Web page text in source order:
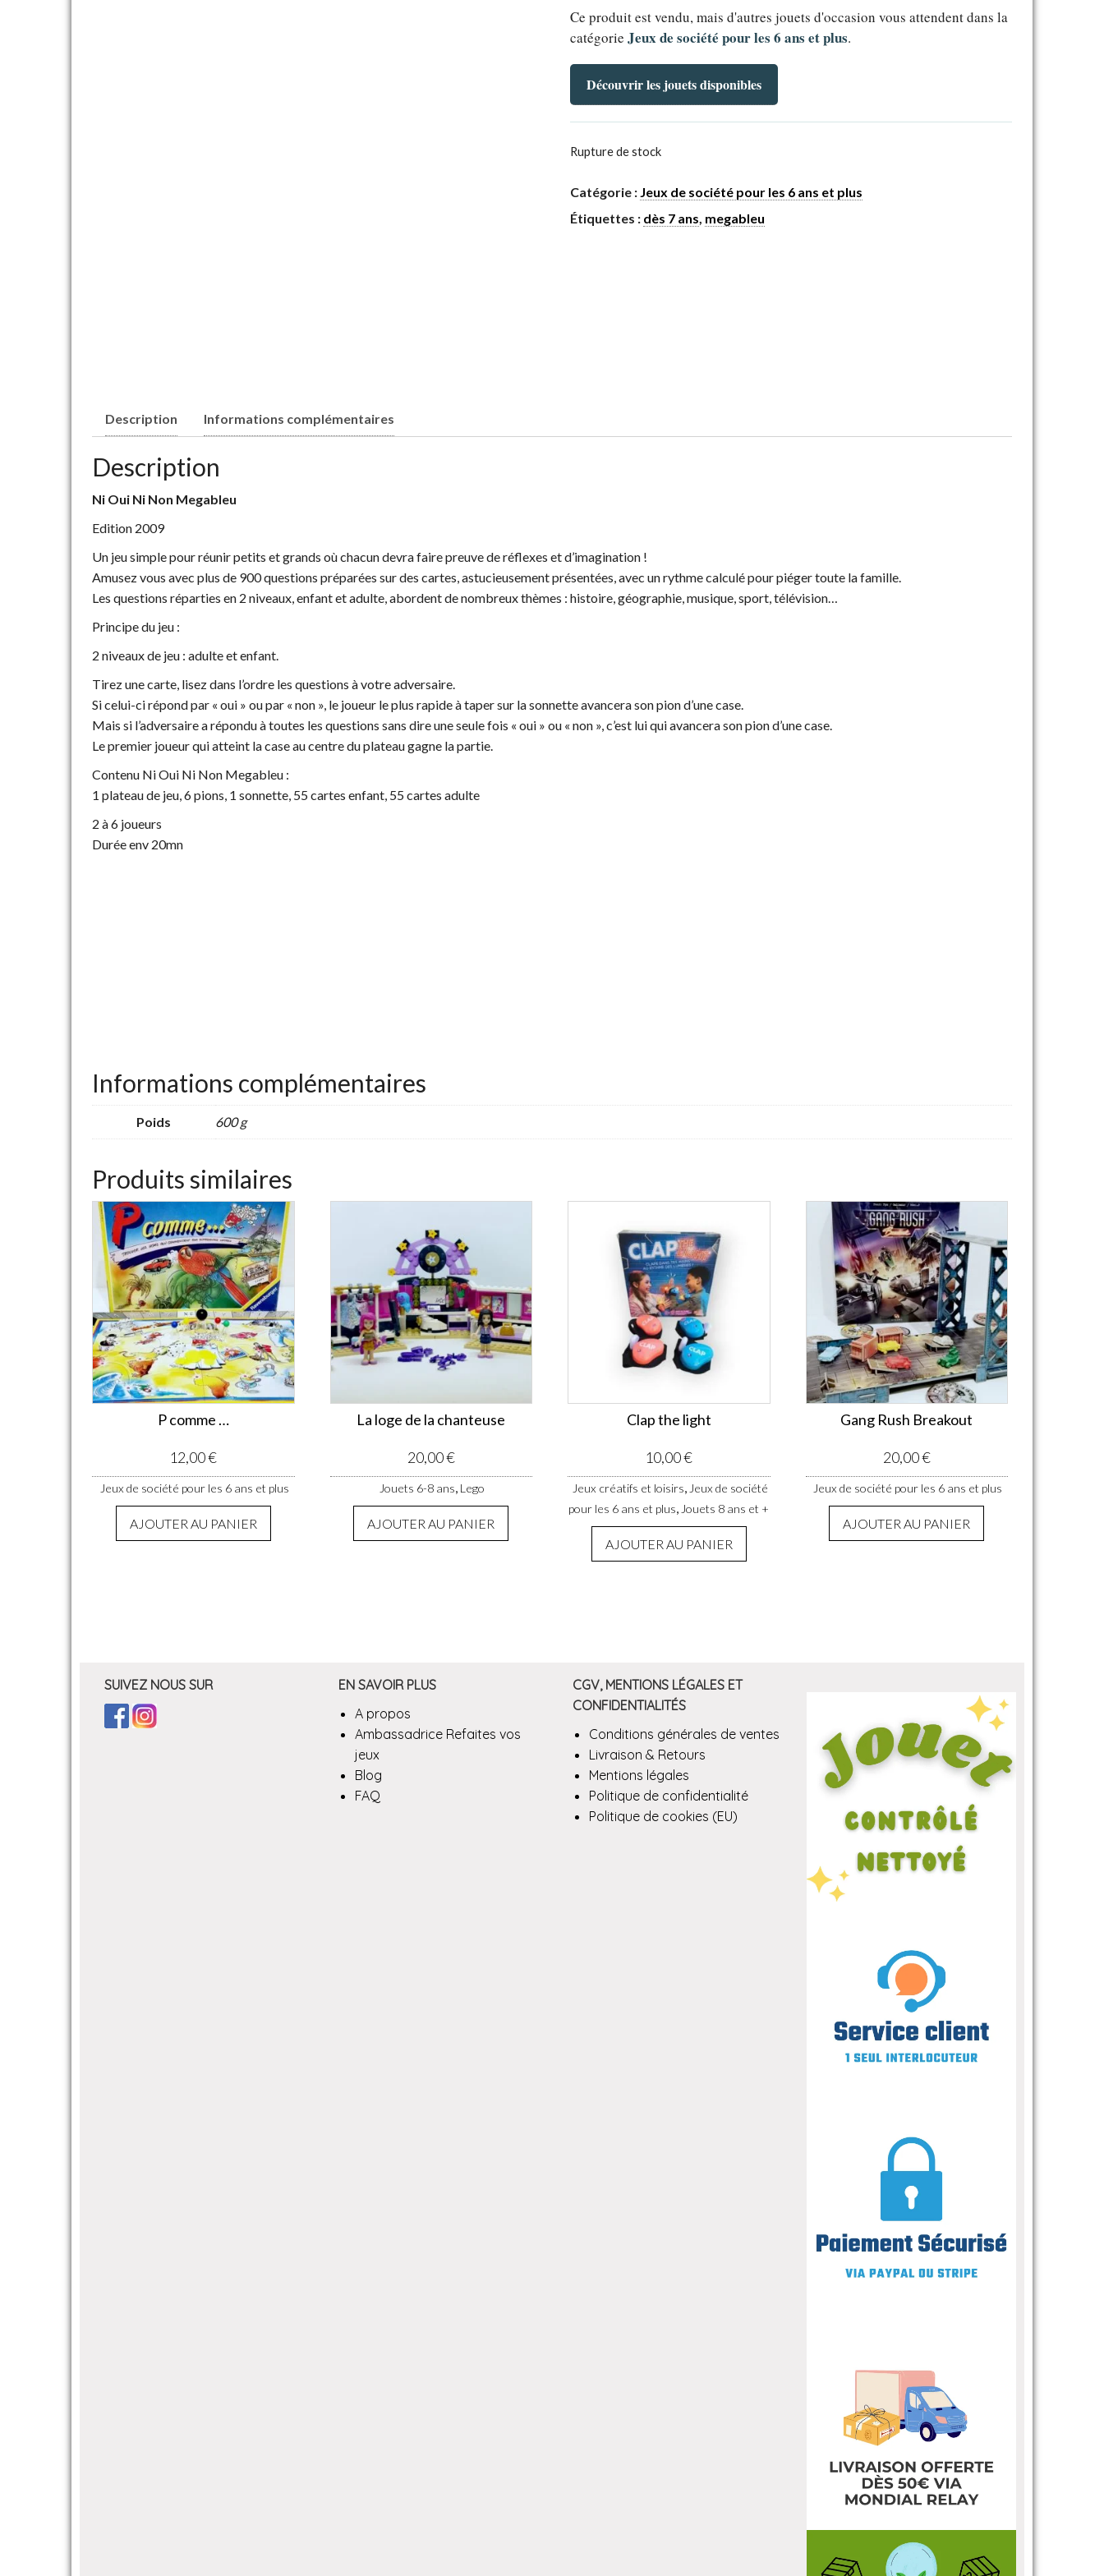
Ce produit est vendu, mais d'autres jouets d'occasion vous attendent dans la
catégorieJeux de société pour les 6 ans et plus.
Découvrir les jouets disponibles
Rupture de stock
Catégorie : Jeux de société pour les 6 ans et plus
Étiquettes : dès 7 ans, megableu
Description Informations complémentaires
Description
Ni Oui Ni Non Megableu
Edition 2009
Un jeu simple pour réunir petits et grands où chacun devra faire preuve de réflexes et d’imagination !
Amusez vous avec plus de 900 questions préparées sur des cartes, astucieusement présentées, avec un rythme calculé pour piéger toute la famille.
Les questions réparties en 2 niveaux, enfant et adulte, abordent de nombreux thèmes : histoire, géographie, musique, sport, télévision…
Principe du jeu :
2 niveaux de jeu : adulte et enfant.
Tirez une carte, lisez dans l’ordre les questions à votre adversaire.
Si celui-ci répond par « oui » ou par « non », le joueur le plus rapide à taper sur la sonnette avancera son pion d’une case.
Mais si l’adversaire a répondu à toutes les questions sans dire une seule fois « oui » ou « non », c’est lui qui avancera son pion d’une case.
Le premier joueur qui atteint la case au centre du plateau gagne la partie.
Contenu Ni Oui Ni Non Megableu :
1 plateau de jeu, 6 pions, 1 sonnette, 55 cartes enfant, 55 cartes adulte
2 à 6 joueurs
Durée env 20mn
Informations complémentaires
Poids 600 g
Produits similaires
P comme …
12,00€
Jeux de société pour les 6 ans et plus
AJOUTER AU PANIER
La loge de la chanteuse
20,00€
Jouets 6-8 ans, Lego
AJOUTER AU PANIER
Clap the light
10,00€
Jeux créatifs et loisirs, Jeux de société
pour les 6 ans et plus, Jouets 8 ans et +
AJOUTER AU PANIER
Gang Rush Breakout
20,00€
Jeux de société pour les 6 ans et plus
AJOUTER AU PANIER
SUIVEZ NOUS SUR
EN SAVOIR PLUS
A propos
Ambassadrice Refaites vos
jeux
Blog
FAQ
CGV, MENTIONS LÉGALES ET
CONFIDENTIALITÉS
Conditions générales de ventes
Livraison & Retours
Mentions légales
Politique de confidentialité
Politique de cookies (EU)